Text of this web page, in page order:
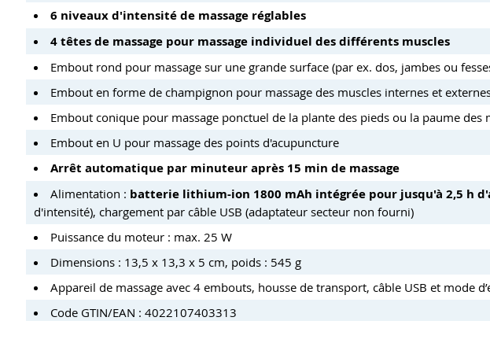
6 niveaux d'intensité de massage réglables
4 têtes de massage pour massage individuel des différents muscles
Embout rond pour massage sur une grande surface (par ex. dos, jambes ou
Embout en forme de champignon pour massage des muscles internes et
Embout conique pour massage ponctuel de la plante des pieds ou la paume des
Embout en U pour massage des points d'acupuncture
Arrêt automatique par minuteur après 15 min de massage
Alimentation : batterie lithium-ion 1800 mAh intégrée pour jusqu'à 2,5 h
d'intensité), chargement par câble USB (adaptateur secteur non fourni)
Puissance du moteur : max. 25 W
Dimensions : 13,5 x 13,3 x 5 cm, poids : 545 g
Appareil de massage avec 4 embouts, housse de transport, câble USB et mode
Code GTIN/EAN : 4022107403313